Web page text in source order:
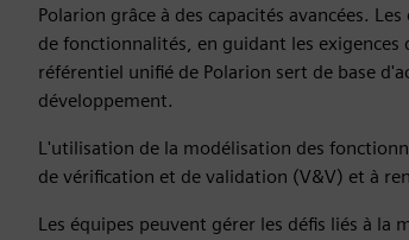
Polarion grâce à des capacités avancées.
de fonctionnalités, en guidant les
référentiel unifié de Polarion sert de base
développement.
L'utilisation de la modélisation des
de vérification et de validation (V&V) et à
Les équipes peuvent gérer les défis liés à